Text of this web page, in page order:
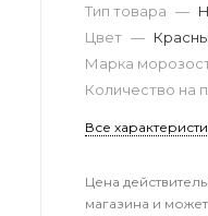
Тип товара —
Цвет —
Марка
Количество на
Все
Цена
магазина и